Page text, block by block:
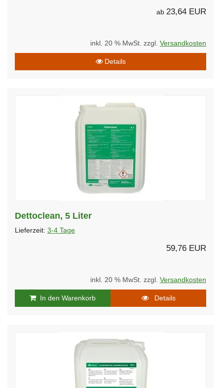
ab 23,64 EUR
inkl. 20 % MwSt. zzgl. Versandkosten
Details
Dettoclean, 5 Liter
Lieferzeit: 3-4 Tage
59,76 EUR
inkl. 20 % MwSt. zzgl. Versandkosten
In den Warenkorb Details